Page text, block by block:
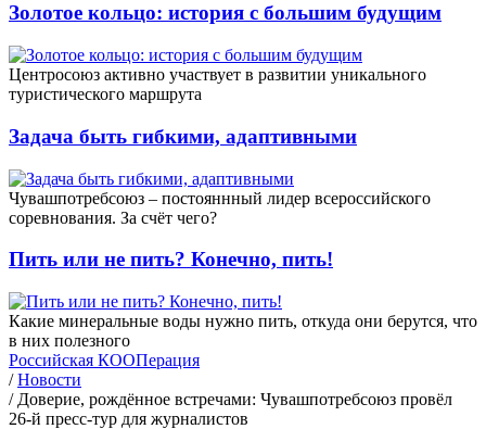
Золотое кольцо: история с большим будущим
Центросоюз активно участвует в развитии уникального
туристического маршрута
Задача быть гибкими, адаптивными
Чувашпотребсоюз – постояннный лидер всероссийского
соревнования. За счёт чего?
Пить или не пить? Конечно, пить!
Какие минеральные воды нужно пить, откуда они берутся, что
в них полезного
Российская КООПерация
/ Новости
/ Доверие, рождённое встречами: Чувашпотребсоюз провёл
26-й пресс-тур для журналистов